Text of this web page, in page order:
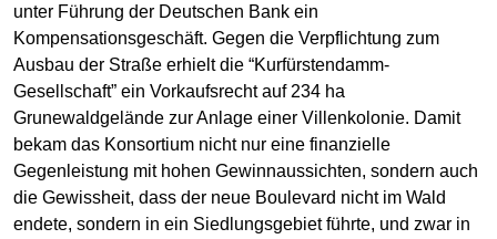
unter Führung der Deutschen Bank ein
Kompensationsgeschäft. Gegen die Verpflichtung zum
Ausbau der Straße erhielt die “Kurfürstendamm-
Gesellschaft” ein Vorkaufsrecht auf 234 ha
Grunewaldgelände zur Anlage einer Villenkolonie. Damit
bekam das Konsortium nicht nur eine finanzielle
Gegenleistung mit hohen Gewinnaussichten, sondern auch
die Gewissheit, dass der neue Boulevard nicht im Wald
endete, sondern in ein Siedlungsgebiet führte, und zwar in